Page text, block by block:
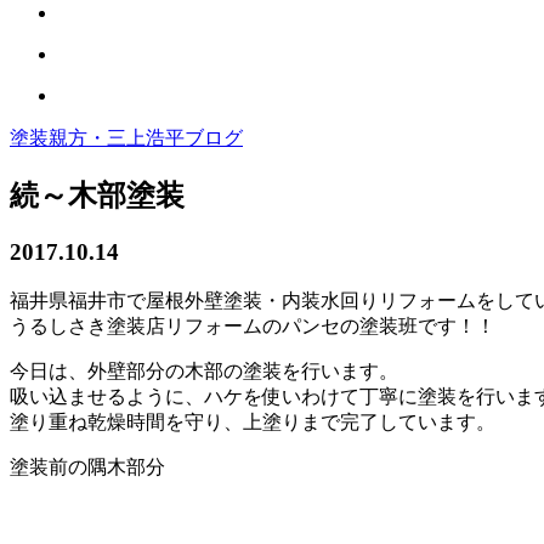
塗装親方・三上浩平ブログ
続～木部塗装
2017.10.14
福井県福井市で屋根外壁塗装・内装水回りリフォームをして
うるしさき塗装店リフォームのパンセの塗装班です！！
今日は、外壁部分の木部の塗装を行います。
吸い込ませるように、ハケを使いわけて丁寧に塗装を行いま
塗り重ね乾燥時間を守り、上塗りまで完了しています。
塗装前の隅木部分